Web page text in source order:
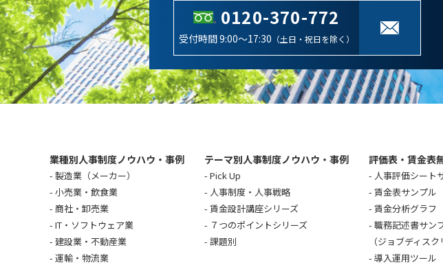
0120-370-772
受付時間 9:00～17:30 （土日・祝日を除く）
業種別人事制度ノウハウ・事例
製造業（メーカー）
小売業・飲食業
商社・卸売業
IT・ソフトウェア業
建設業・不動産業
運輸・物流業
テーマ別人事制度ノウハウ・事例
Pick Up
人事制度・人事戦略
賃金設計講座シリーズ
７つのポイントシリーズ
課題別
評価表・賃金表
人事評価シート
賃金表サンプル
賃金分析グラフ
職務記述書サン
（ジョブディスク
導入運用ツール